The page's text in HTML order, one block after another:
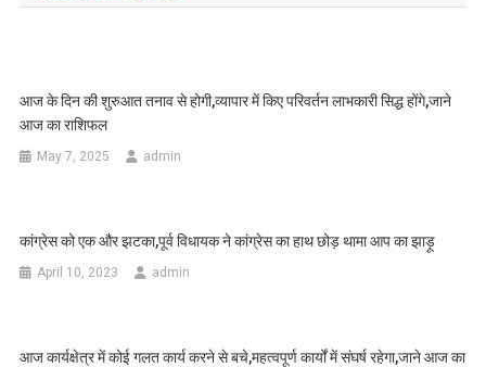
आज के दिन की शुरुआत तनाव से होगी,व्यापार में किए परिवर्तन लाभकारी सिद्ध होंगे,जाने
आज का राशिफल
May 7, 2025 admin
कांग्रेस को एक और झटका,पूर्व विधायक ने कांग्रेस का हाथ छोड़ थामा आप का झाड़ू
April 10, 2023 admin
आज कार्यक्षेत्र में कोई गलत कार्य करने से बचे,महत्वपूर्ण कार्यों में संघर्ष रहेगा,जाने आज का